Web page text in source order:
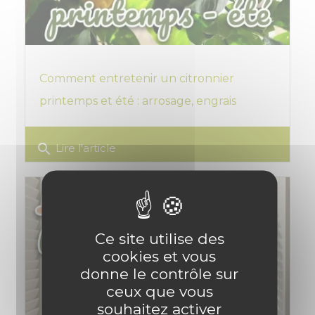
Comment entretenir un citronnier
printemps et été : arrosage, engrais
search Lire l'article
Ce site utilise des
cookies et vous
donne le contrôle sur
ceux que vous
souhaitez activer